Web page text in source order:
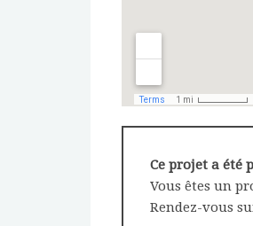
Ce projet a été
Vous êtes un
Rendez-vous